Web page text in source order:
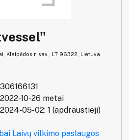
Klaipėdos r. sav., LT-96322, Lietuva
306166131
2022-10-26 metai
2024-05-02: 1 (apdraustieji)
Laivų vilkimo paslaugos